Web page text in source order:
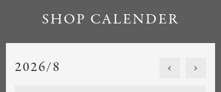
SHOP CALENDER
2026/8